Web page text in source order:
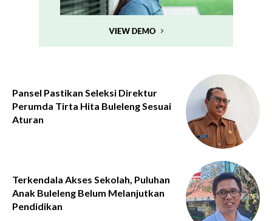
Pansel Pastikan Seleksi Direktur
Perumda Tirta Hita Buleleng Sesuai
Aturan
Terkendala Akses Sekolah, Puluhan
Anak Buleleng Belum Melanjutkan
Pendidikan